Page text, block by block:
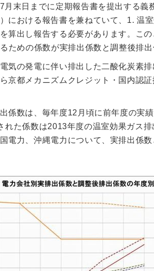
末日までに定期報告書を提出する
における報告書を兼ねていて、1. 温
算出し報告する必要があります。こ
ための係数が実排出係数と調整後排
気の発電に伴い排出した二酸化炭素
京都メカニズムクレジット・国内認
係数は、毎年度12月頃に前年度の実
た係数は2013年度の温室効果ガス
電力、沖縄電力について、実排出係